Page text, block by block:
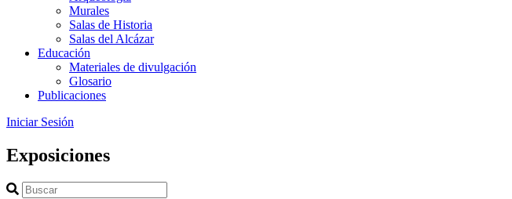
Murales
Salas de Historia
Salas del Alcázar
Educación
Materiales de divulgación
Glosario
Publicaciones
Iniciar Sesión
Exposiciones